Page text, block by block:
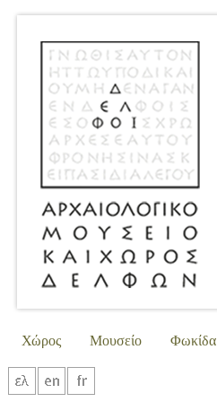
Χώρος Μουσείο Φωκίδα